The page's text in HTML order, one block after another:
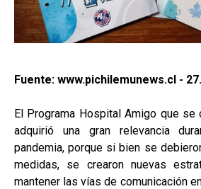
Fuente: www.pichilemunews.cl -
El Programa Hospital Amigo que se
adquirió una gran relevancia
pandemia, porque si bien se
medidas, se crearon nuevas
mantener las vías de comunicación